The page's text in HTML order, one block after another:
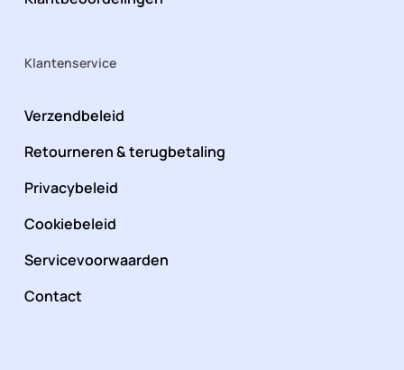
Klantenservice
Verzendbeleid
Retourneren & terugbetaling
Privacybeleid
Cookiebeleid
Servicevoorwaarden
Contact